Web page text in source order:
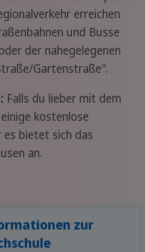
erreichen
und Busse
der nahegelegenen
Gartenstraße".
Falls du lieber mit dem
kostenlose
bietet sich das
an.
zur